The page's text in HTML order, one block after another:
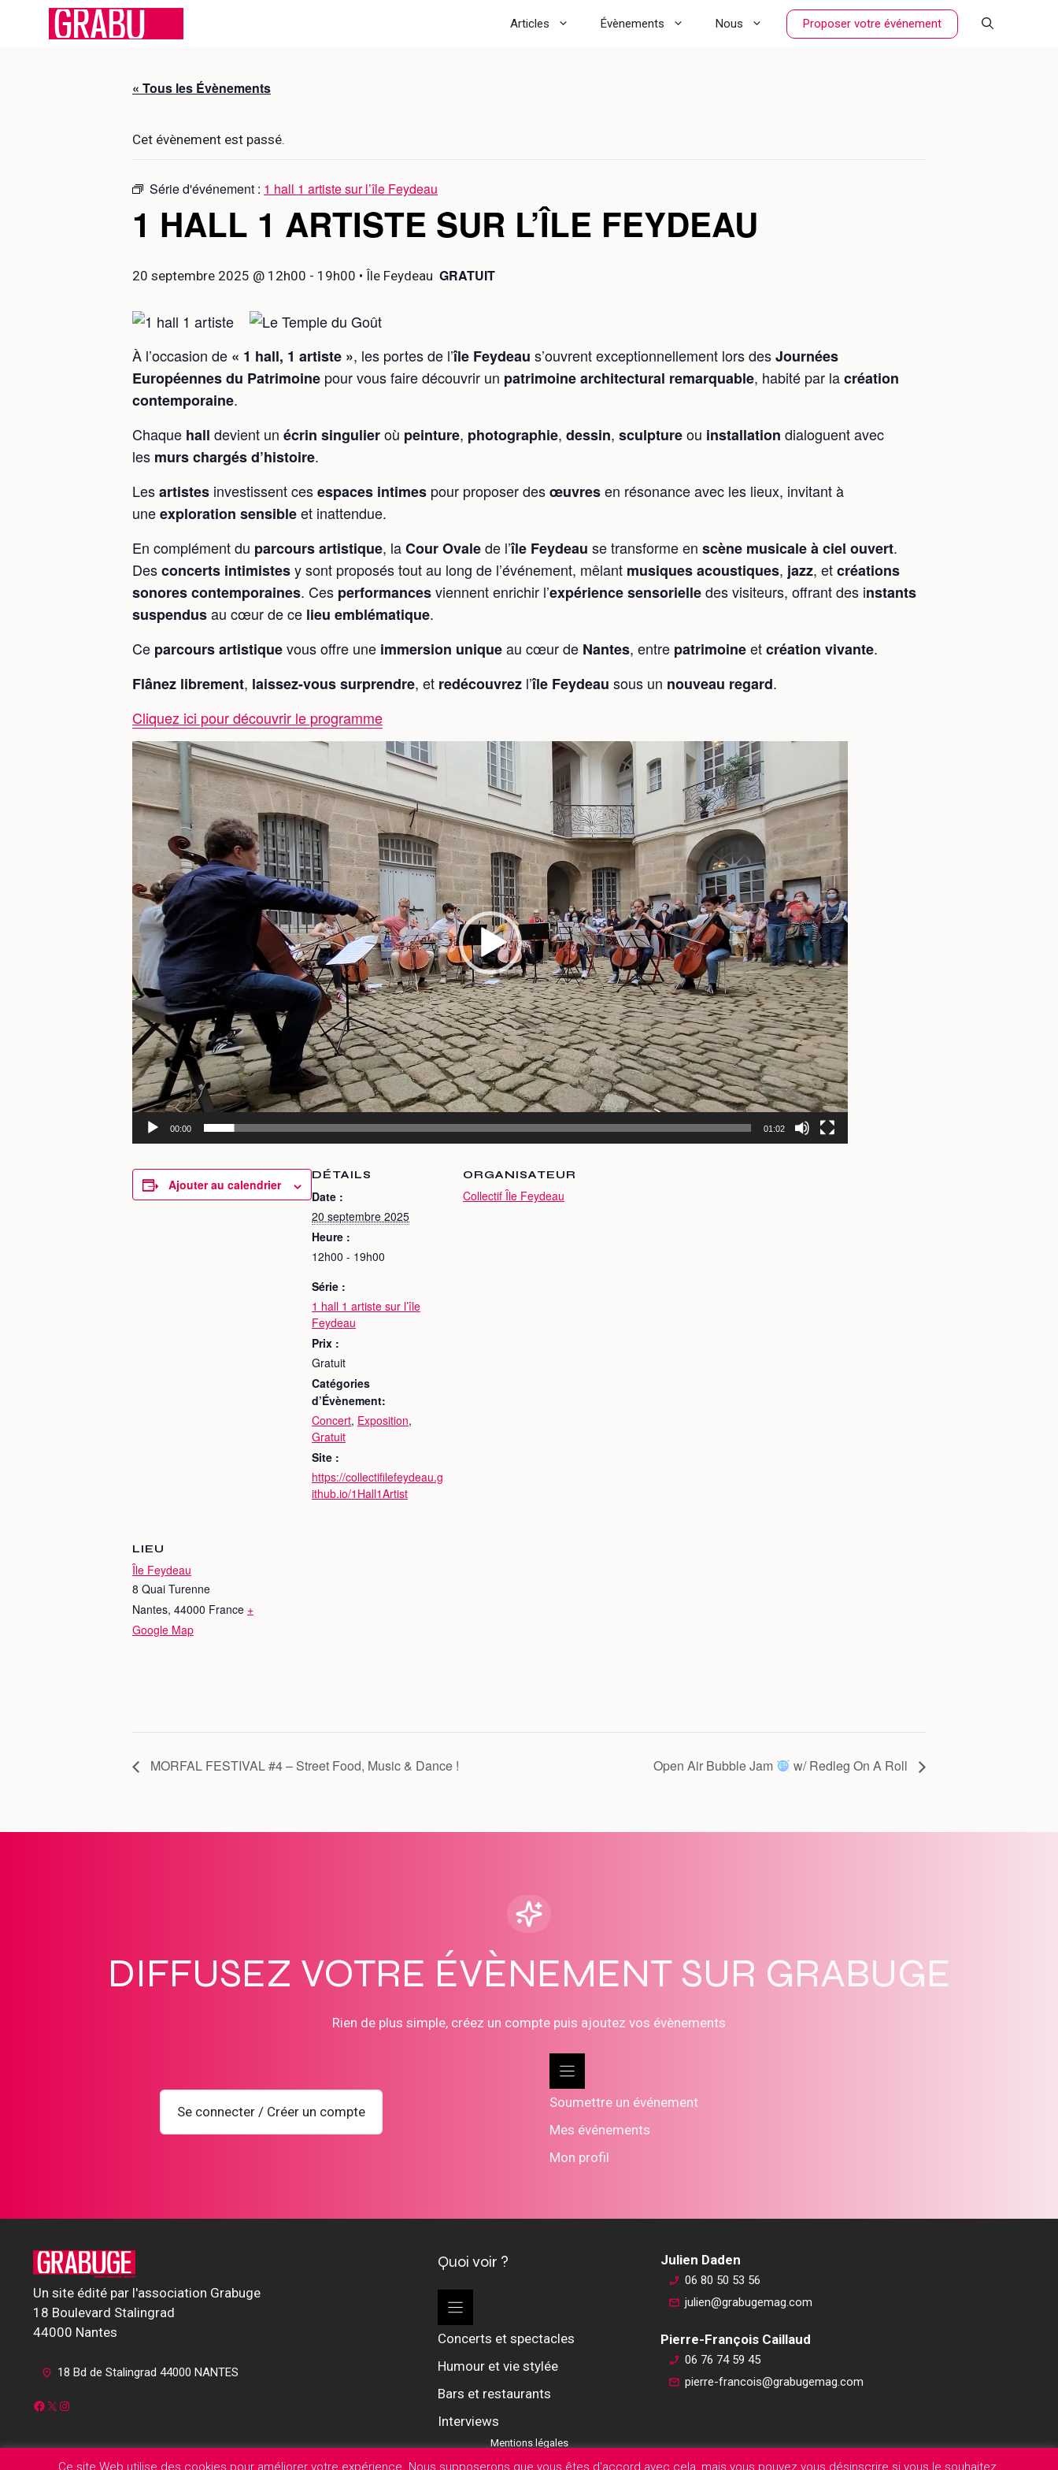
Articles Évènements Nous Proposer votre événement
« Tous les Évènements
Cet évènement est passé.
Série d'événement : 1 hall 1 artiste sur l’île Feydeau
1 HALL 1 ARTISTE SUR L’ÎLE FEYDEAU
20 septembre 2025 @ 12h00 - 19h00 GRATUIT
• Île Feydeau
À l’occasion de « 1 hall, 1 artiste », les portes de l’île Feydeau s’ouvrent exceptionnellement lors desJournées
Européennes du Patrimoine pour vous faire découvrir un patrimoine architectural remarquable, habité par lacréation
contemporaine.
Chaque hall devient un écrin singulieroù peinture, photographie, dessin, sculptureou installation dialoguent avec
les murs chargés d’histoire.
Lesartistes investissent cesespaces intimes pour proposer desœuvresen résonance avec les lieux, invitant à
uneexploration sensibleet inattendue.
En complément du parcours artistique, laCour Ovalede l’île Feydeau se transforme en scène musicale à ciel ouvert.
Desconcerts intimistesy sont proposés tout au long de l’événement, mêlant musiques acoustiques, jazz, etcréations
sonores contemporaines. Ces performancesviennent enrichir l’expérience sensorielledes visiteurs, offrant des instants
suspendusau cœur de ce lieu emblématique.
Ce parcours artistiquevous offre une immersion uniqueau cœur de Nantes, entre patrimoineetcréation vivante.
Flânez librement, laissez-vous surprendre, et redécouvrez l’île Feydeau sous un nouveau regard.
Cliquez ici pour découvrir le programme
Lecteur
vidéo
00:00 01:02
Ajouter au calendrier
DÉTAILS
Date :
20 septembre 2025
Heure :
12h00 - 19h00
Série :
1 hall 1 artiste sur l’île
Feydeau
Prix :
Gratuit
Catégories
d’Évènement:
Concert, Exposition,
Gratuit
Site :
https://collectifilefeydeau.g
ithub.io/1Hall1Artist
ORGANISATEUR
Collectif Île Feydeau
LIEU
Île Feydeau
8 Quai Turenne
Nantes, 44000 France +
Google Map
MORFAL FESTIVAL #4 – Street Food, Music & Dance ! Open Air Bubble Jam w/ Redleg On A Roll
DIFFUSEZ VOTRE ÉVÈNEMENT SUR GRABUGE
Rien de plus simple, créez un compte puis ajoutez vos évènements
Se connecter / Créer un compte
Soumettre un événement
Mes événements
Mon profil
Un site édité par l'association Grabuge
18 Boulevard Stalingrad
44000 Nantes
18 Bd de Stalingrad 44000 NANTES
Facebook
X Instagram
Quoi voir ?
Concerts et spectacles
Humour et vie stylée
Bars et restaurants
Interviews
Julien Daden
06 80 50 53 56
julien@grabugemag.com
Pierre-François Caillaud
06 76 74 59 45
pierre-francois@grabugemag.com
Mentions légales
Ce site Web utilise des cookies pour améliorer votre expérience. Nous supposerons que vous êtes d'accord avec cela, mais vous pouvez vous désinscrire si vous le souhaitez.